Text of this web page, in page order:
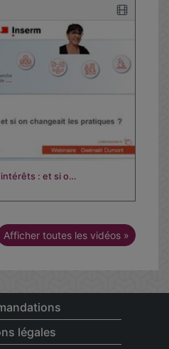
: et si o…
Afficher toutes les vidéos »
légales